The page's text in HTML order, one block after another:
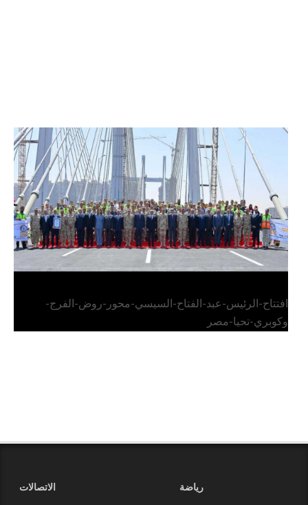
الرئيس عبد الفتاح السيسي يفتتح محور روض الفرج
وكوبري تحيا مصر
افتتاح-الرئيس-عبد-الفتاح-السيسي-محور-روض-الفرج-
وكوبري-تحيا-مصر
رياضة
الاتصالات